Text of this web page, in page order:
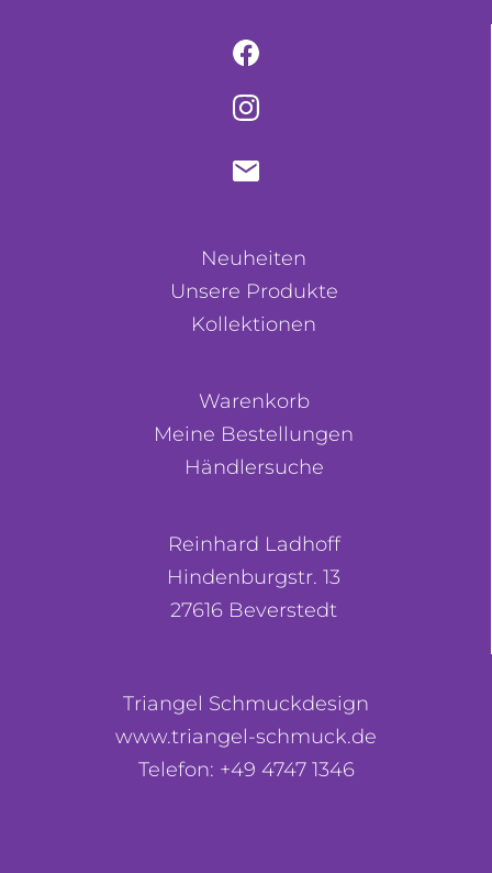
Neuheiten
Unsere Produkte
Kollektionen
Warenkorb
Meine Bestellungen
Händlersuche
Reinhard Ladhoff
Hindenburgstr. 13
27616 Beverstedt
Triangel Schmuckdesign
www.triangel-schmuck.de
Telefon: +49 4747 1346